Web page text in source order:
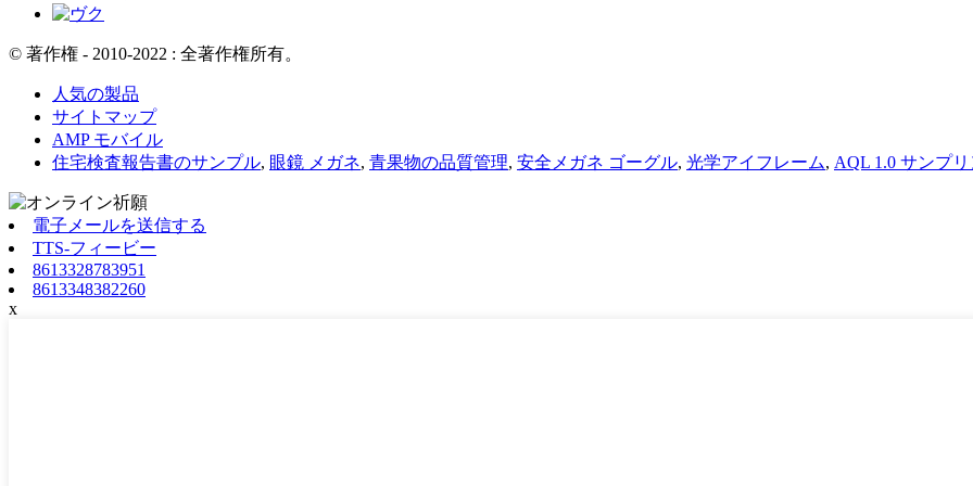
© 著作権 - 2010-2022 : 全著作権所有。
人気の製品
サイトマップ
AMP モバイル
住宅検査報告書のサンプル, 眼鏡 メガネ, 青果物の品質管理, 安全メガネ ゴーグル, 光学アイフレーム, AQL 1.0 サンプ
電子メールを送信する
TTS-フィービー
8613328783951
8613348382260
x